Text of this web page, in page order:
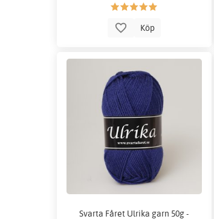
Köp
Svarta Fåret Ulrika garn 50g -